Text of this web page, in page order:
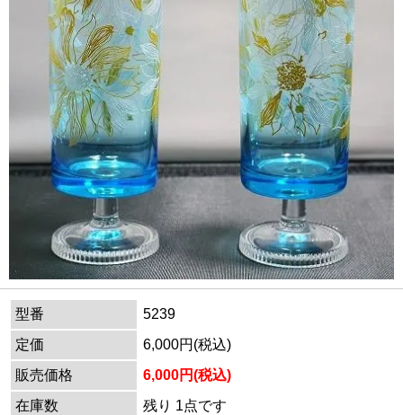
型番
5239
定価
6,000円(税込)
販売価格
6,000円(税込)
在庫数
残り 1点です